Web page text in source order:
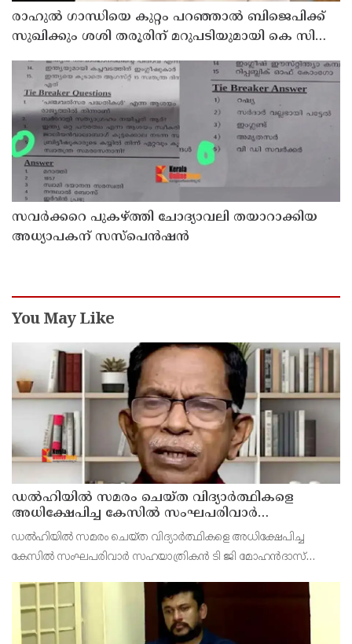
രാഹുല്‍ ഗാന്ധിയെ കുറ്റം പറഞ്ഞാല്‍ ബിജെപിക്ക്
സുഖിക്കും ശശി തരൂരിന് മറുപടിയുമായി കെ സി
വേണുഗോപാല്‍
സവര്‍ക്കറെ പുകഴ്ത്തി ചോദ്യാവലി തയാറാക്കിയ
അധ്യാപകന് സസ്‌പെന്‍ഷന്‍
You May Like
ഡൽഹിയിൽ സമരം ചെയ്ത വിദ്യാർത്ഥികളെ
അധിക്ഷേപിച്ച കേസില്‍ സംഘപരിവാർ
സഹയാത്രികൻ ടി ജി മോഹന്‍ദാസ് കസ്റ്റഡിയിൽ
ഡല്‍ഹിയില്‍ സമരം ചെയ്ത വിദ്യാര്‍ത്ഥികളെ അധിക്ഷേപിച്ച
കേസില്‍ സംഘപരിവാര്‍ സഹയാത്രികന്‍ ടി ജി മോഹന്‍ദാസ്